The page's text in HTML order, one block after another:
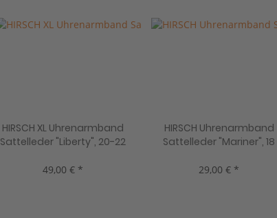
HIRSCH XL Uhrenarmband
Sattelleder "Liberty", 20-22
49,00 € *
HIRSCH Uhrenarmband
Sattelleder "Mariner", 18
29,00 € *